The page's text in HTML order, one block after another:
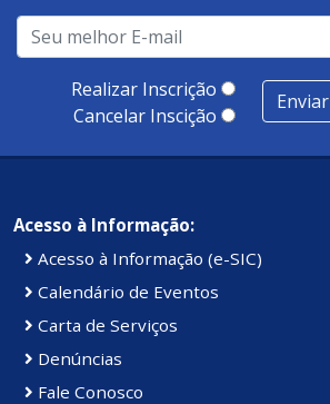
Realizar Inscrição
Cancelar Inscição
Enviar
Acesso à Informação:
Acesso à Informação (e-SIC)
Calendário de Eventos
Carta de Serviços
Denúncias
Fale Conosco